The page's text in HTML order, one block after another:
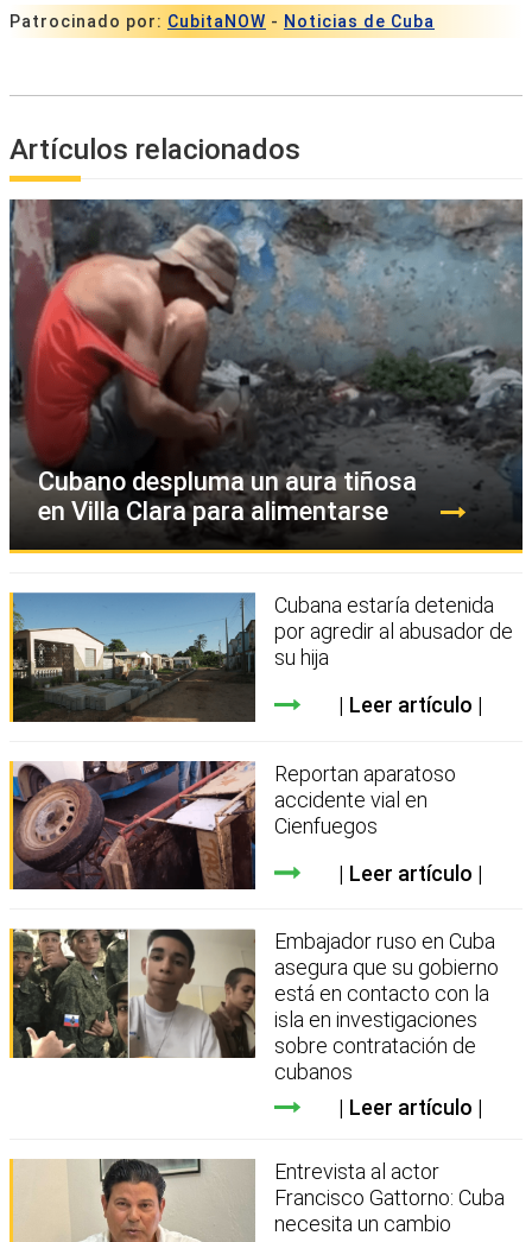
Patrocinado por: CubitaNOW - Noticias de Cuba
Artículos relacionados
Cubano despluma un aura tiñosa
en Villa Clara para alimentarse
Cubana estaría detenida
por agredir al abusador de
su hija
Leer artículo
Reportan aparatoso
accidente vial en
Cienfuegos
Leer artículo
Embajador ruso en Cuba
asegura que su gobierno
está en contacto con la
isla en investigaciones
sobre contratación de
cubanos
Leer artículo
Entrevista al actor
Francisco Gattorno: Cuba
necesita un cambio